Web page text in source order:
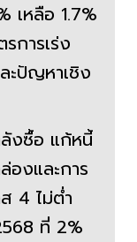
เหลือ 1.7%
การเร่ง
ะปัญหาเชิง
งซื้อ แก้หนี้
องและการ
4 ไม่ต่ำ
ที่ 2%